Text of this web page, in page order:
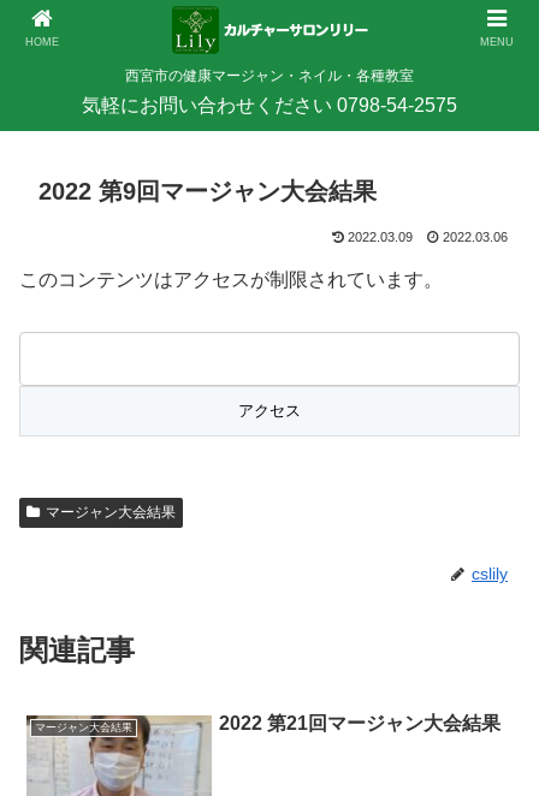
西宮市の健康マージャン・ネイル・各種教室
2022 第9回マージャン大会結果
2022.03.09 2022.03.06
このコンテンツはアクセスが制限されています。
マージャン大会結果
cslily
関連記事
マージャン大会結果 2022 第21回マージャン大会結果
HOME MENU